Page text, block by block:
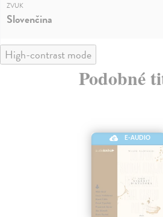
ZVUK
Slovenčina
High-contrast mode
Podobné
E-AUDIO